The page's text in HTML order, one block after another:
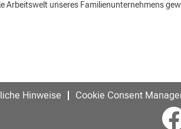
Arbeitswelt unseres Familienunternehmens
Hinweise
Cookie Consent
W